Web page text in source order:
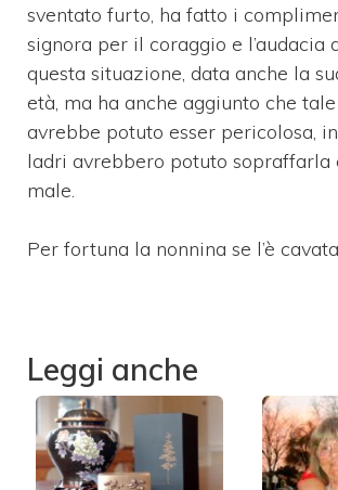
sventato furto, ha fatto i
signora per il coraggio e l’audacia
questa situazione, data anche la
età, ma ha anche aggiunto che
avrebbe potuto esser pericolosa,
ladri avrebbero potuto sopraffarla
male.
Per fortuna la nonnina se l’è
Leggi anche